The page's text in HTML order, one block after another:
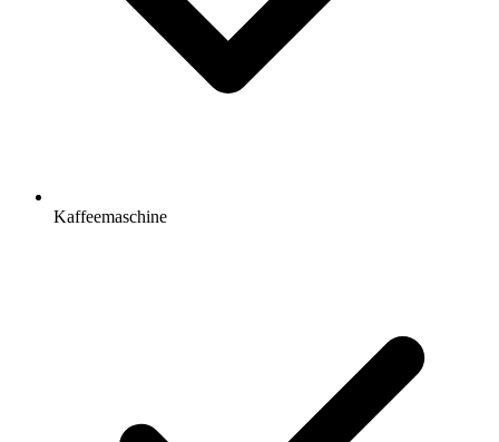
Kaffeemaschine